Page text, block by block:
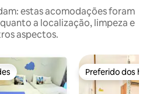
estas acomodações foram
a localização, limpeza e
aspectos.
dos hóspedes Preferido dos
Preferido dos